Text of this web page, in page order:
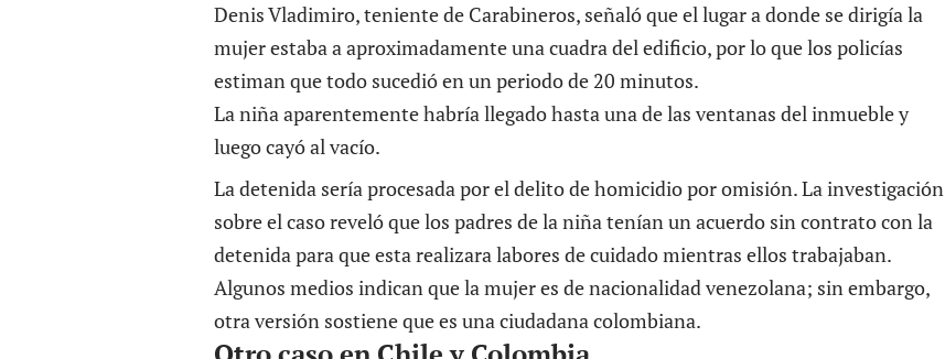
Denis Vladimiro, teniente de Carabineros, señaló que el lugar a donde se dirigía la
mujer estaba a aproximadamente una cuadra del edificio, por lo que los policías
estiman que todo sucedió en un periodo de 20 minutos.
La niña aparentemente habría llegado hasta una de las ventanas del inmueble y
luego cayó al vacío.
La detenida sería procesada por el delito de homicidio por omisión. La investigación
sobre el caso reveló que los padres de la niña tenían un acuerdo sin contrato con la
detenida para que esta realizara labores de cuidado mientras ellos trabajaban.
Algunos medios indican que la mujer es de nacionalidad venezolana; sin embargo,
otra versión sostiene que es una ciudadana colombiana.